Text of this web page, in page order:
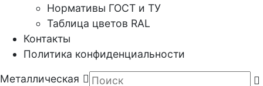
Нормативы ГОСТ и ТУ
Таблица цветов RAL
Контакты
Политика конфиденциальности
Металлическая